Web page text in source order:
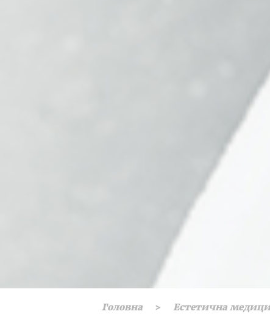
Головна Естетична